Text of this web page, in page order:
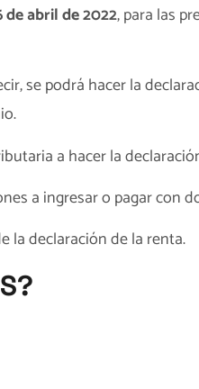
de abril de 2022, para las
se podrá hacer la
a hacer la
a ingresar o pagar con
la declaración de la renta.